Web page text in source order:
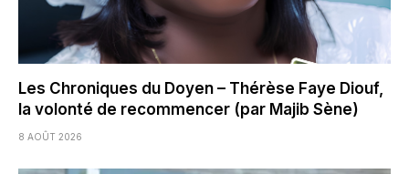
Les Chroniques du Doyen – Thérèse Faye Diouf,
la volonté de recommencer (par Majib Sène)
8 AOÛT 2026